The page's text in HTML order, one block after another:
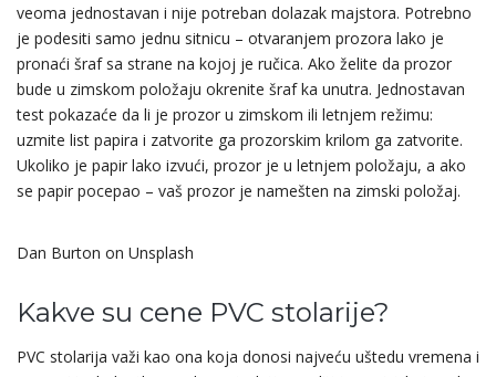
veoma jednostavan i nije potreban dolazak majstora. Potrebno
je podesiti samo jednu sitnicu – otvaranjem prozora lako je
pronaći šraf sa strane na kojoj je ručica. Ako želite da prozor
bude u zimskom položaju okrenite šraf ka unutra. Jednostavan
test pokazaće da li je prozor u zimskom ili letnjem režimu:
uzmite list papira i zatvorite ga prozorskim krilom ga zatvorite.
Ukoliko je papir lako izvući, prozor je u letnjem položaju, a ako
se papir pocepao – vaš prozor je namešten na zimski položaj.
Dan Burton on Unsplash
Kakve su cene PVC stolarije?
PVC stolarija važi kao ona koja donosi najveću uštedu vremena i